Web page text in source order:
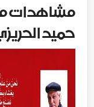
مشاهدات
حميد